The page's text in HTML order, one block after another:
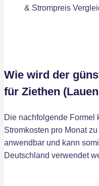
Wie wird der
für Ziethen
Die nachfolgende Formel
Stromkosten pro Monat
anwendbar und kann
Deutschland verwendet